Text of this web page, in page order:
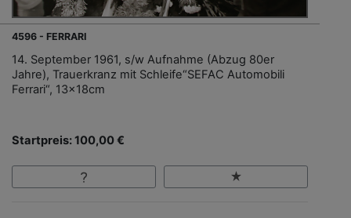
4596 - FERRARI
14. September 1961, s/w Aufnahme (Abzug 80er
Jahre), Trauerkranz mit Schleife“SEFAC Automobili
Ferrari“, 13x18cm
Startpreis: 100,00 €